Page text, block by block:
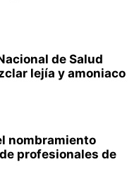
de Salud
lejía y amoniaco
nombramiento
profesionales de